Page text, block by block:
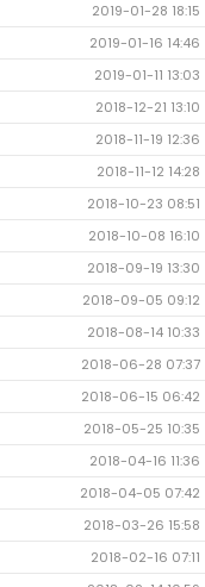
2019-01-28 18:15
2019-01-16 14:46
2019-01-11 13:03
2018-12-21 13:10
2018-11-19 12:36
2018-11-12 14:28
2018-10-23 08:51
2018-10-08 16:10
2018-09-19 13:30
2018-09-05 09:12
2018-08-14 10:33
2018-06-28 07:37
2018-06-15 06:42
2018-05-25 10:35
2018-04-16 11:36
2018-04-05 07:42
2018-03-26 15:58
2018-02-16 07:11